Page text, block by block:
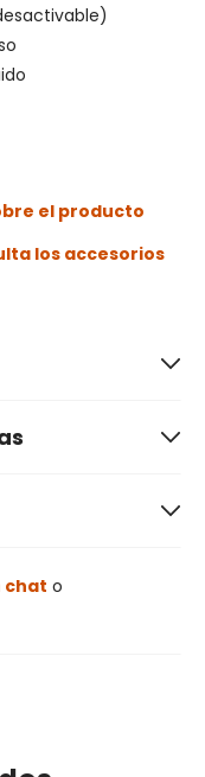
el producto
los accesorios
chat o